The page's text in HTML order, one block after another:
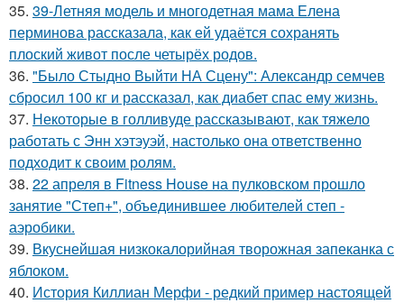
35. 39-Летняя модель и многодетная мама Елена
перминова рассказала, как ей удаётся сохранять
плоский живот после четырёх родов.
36. "Было Стыдно Выйти НА Сцену": Александр семчев
сбросил 100 кг и рассказал, как диабет спас ему жизнь.
37. Некоторые в голливуде рассказывают, как тяжело
работать с Энн хэтэуэй, настолько она ответственно
подходит к своим ролям.
38. 22 апреля в Fitness House на пулковском прошло
занятие "Степ+", объединившее любителей степ -
аэробики.
39. Вкуснейшая низкокалорийная творожная запеканка с
яблоком.
40. История Киллиан Мерфи - редкий пример настоящей